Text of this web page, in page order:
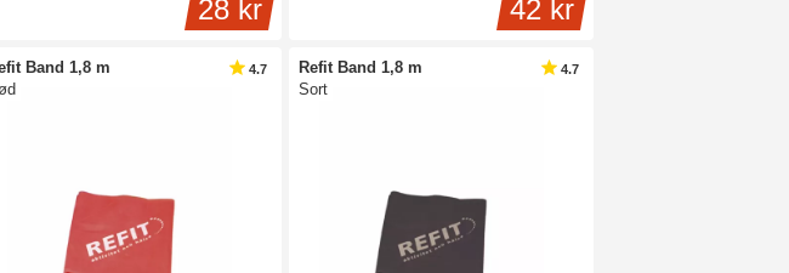
28 kr 42 kr
Band 1,8 m
4.7
Refit Band 1,8 m
Sort
4.7